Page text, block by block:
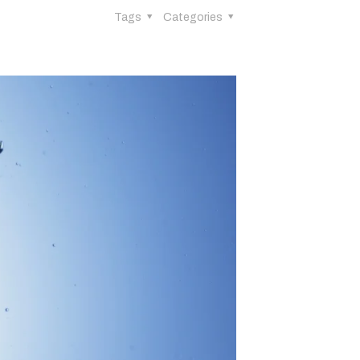
Categories
Tags